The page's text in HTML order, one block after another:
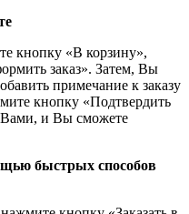
кнопку «В корзину»,
заказ». Затем, Вы
примечание к заказу
кнопку «Подтвердить
Вами, и Вы сможете
быстрых способов